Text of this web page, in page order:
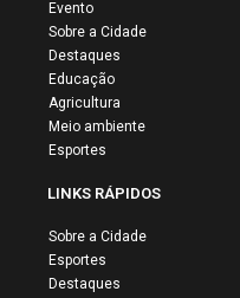
Evento
Sobre a Cidade
Destaques
Educação
Agricultura
Meio ambiente
Esportes
LINKS RÁPIDOS
Sobre a Cidade
Esportes
Destaques